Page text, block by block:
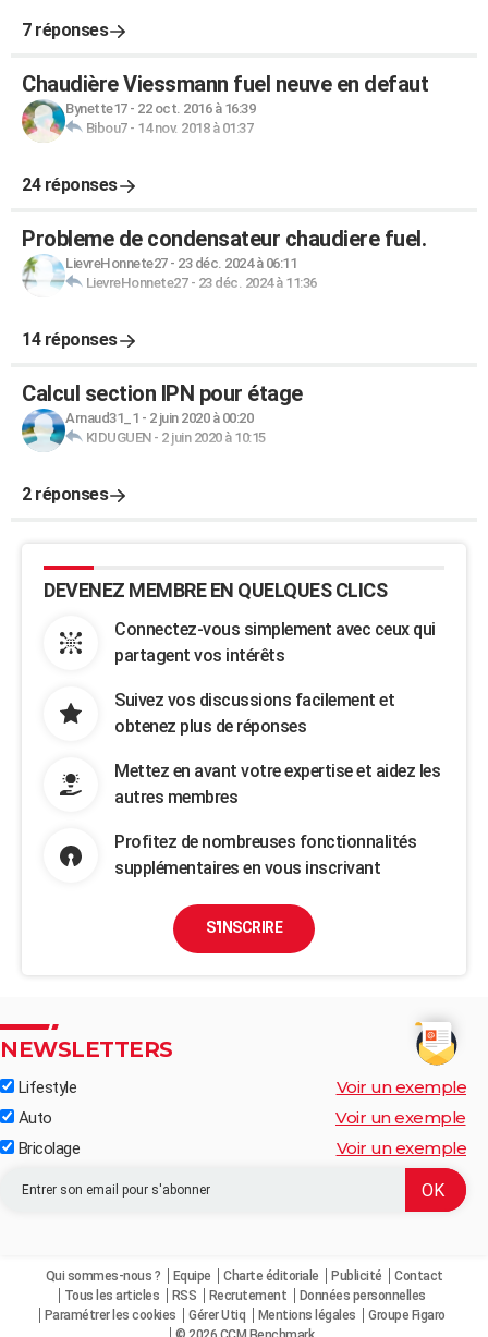
7 réponses
Chaudière Viessmann fuel neuve en defaut
Bynette17- 22 oct. 2016 à 16:39
Bibou7- 14 nov. 2018 à 01:37
24 réponses
Probleme de condensateur chaudiere fuel.
LievreHonnete27- 23 déc. 2024 à 06:11
LievreHonnete27- 23 déc. 2024 à 11:36
14 réponses
Calcul section IPN pour étage
Arnaud31_1 - 2 juin 2020 à 00:20
KIDUGUEN- 2 juin 2020 à 10:15
2 réponses
DEVENEZ MEMBRE EN QUELQUES CLICS
Connectez-vous simplement avec ceux qui
partagent vos intérêts
Suivez vos discussions facilement et
obtenez plus de réponses
Mettez en avant votre expertise et aidez les
autres membres
Profitez de nombreuses fonctionnalités
supplémentaires en vous inscrivant
S'INSCRIRE
NEWSLETTERS
Lifestyle Voir un exemple
Auto Voir un exemple
Bricolage Voir un exemple
Qui sommes-nous ? Equipe Charte éditoriale Publicité
Contact
Tous les articles
RSS Recrutement
Données personnelles
Paramétrer les cookies
Gérer Utiq Mentions légales
Groupe Figaro